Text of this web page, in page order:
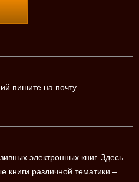
пишите на почту
электронных книг. Здесь
книги различной тематики –